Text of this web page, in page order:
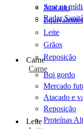
Scot na
Radar
Atacado
Equivalentes
Leite
Grãos
Reposição
Carne
Carne
Boi gordo
Mercado
Atacado e
Reposição
Proteínas
Leite